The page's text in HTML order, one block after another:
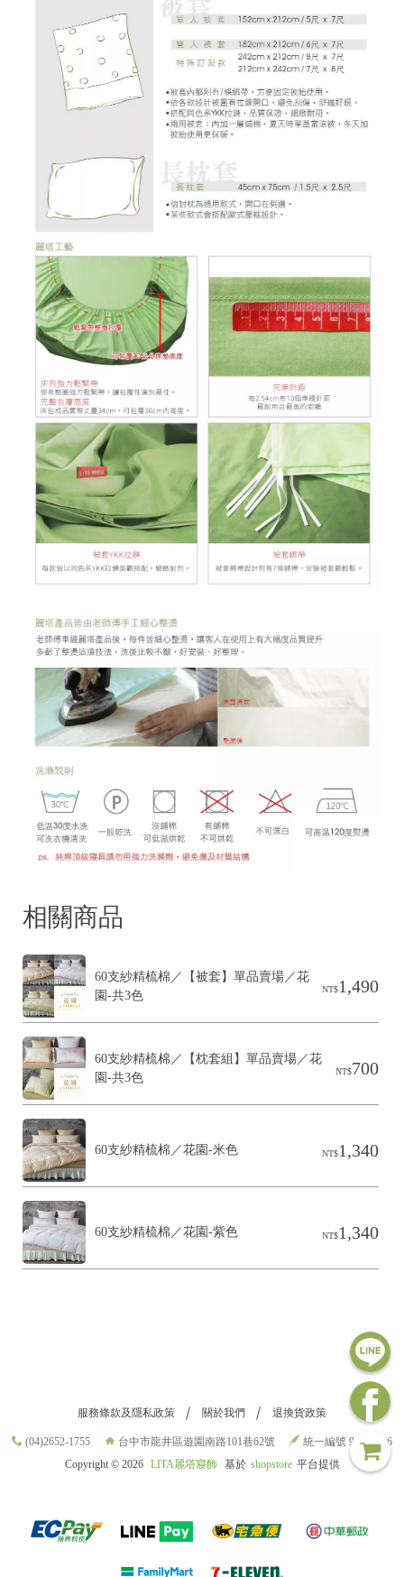
相關商品
NT$1,490
60支紗精梳棉／【被套】單品賣場／花
園-共3色
NT$700
60支紗精梳棉／【枕套組】單品賣場／花
園-共3色
NT$1,340
60支紗精梳棉／花園-米色
NT$1,340
60支紗精梳棉／花園-紫色
服務條款及隱私政策 關於我們 退換貨政策
(04)2652-1755 台中市龍井區遊園南路101巷62號
統一編號 98709696
Copyright © 2026 LITA麗塔寢飾 基於 shopstore 平台提供